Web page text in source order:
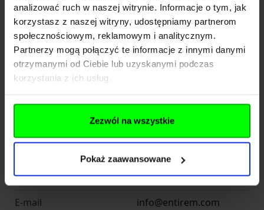
analizować ruch w naszej witrynie. Informacje o tym, jak
korzystasz z naszej witryny, udostępniamy partnerom
społecznościowym, reklamowym i analitycznym.
Partnerzy mogą połączyć te informacje z innymi danymi
otrzymanymi od Ciebie lub uzyskanymi podczas
korzystania z ich usług.
Zezwól na wszystkie
Pokaż zaawansowane
Importer
Nazwa
Entire M Wrocław -
Kraj
Polska
Radomska 34
54-032
Miasto
Wrocław
E-mail
info@entirem.com